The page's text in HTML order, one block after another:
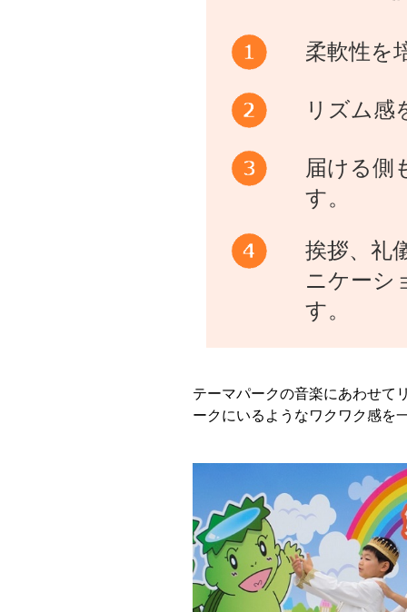
柔軟性を
リズム感
届ける側
す。
挨拶、礼
ニケーシ
す。
テーマパークの音楽にあわせて
ークにいるようなワクワク感を